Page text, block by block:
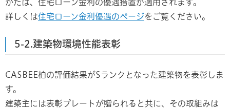
かたは、住宅ローン金利の優遇措置が適用されます。
詳しくは住宅ローン金利優遇のページをご覧ください。
5-2.建築物環境性能表彰
CASBEE柏の評価結果がSランクとなった建築物を表彰しま
す。
建築主には表彰プレートが贈られると共に、その取組みは